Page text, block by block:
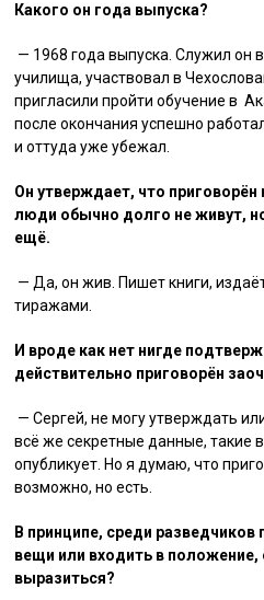
Какого он года выпуска?
— 1968 года выпуска. Служил он
училища, участвовал в
пригласили пройти обучение в
после окончания успешно
и оттуда уже убежал.
Он утверждает, что приговорён
люди обычно долго не живут,
ещё.
— Да, он жив. Пишет книги,
тиражами.
И вроде как нет нигде
действительно приговорён
— Сергей, не могу утверждать
всё же секретные данные, такие
опубликует. Но я думаю, что
возможно, но есть.
В принципе, среди
вещи или входить в
выразиться?